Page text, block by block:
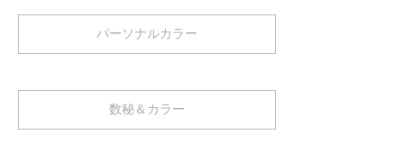
パーソナルカラー
数秘＆カラー